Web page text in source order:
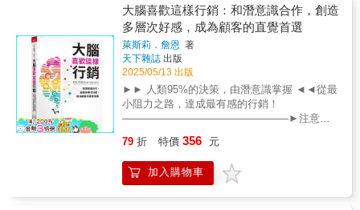
——這是有原因的。我用他的教學創建了分別
高低價位的會員計畫，全年都有穩定收入。不
論你是新手還是想擴大規模，這本書都能成為
你實現目標的地圖。」——希格倫．古約恩斯
多蒂爾（Sigrun Gudjonsdottir），線上事業顧
問與國際講師
滲透策略、免費增值、顧客導向訂價等新型態
訂價策略 碰到價格戰時如何因應隱形冠軍企
業的經理人因為善於主導訂價，所以產品價格
往往比市場價格高出10%至15%，報酬率也比
同業平均高出2.4%。只有將訂價當作重要的行
銷策略，才能跳脫競爭思維，在快速變化的市
場中屹立不搖。訂價是價值的分配，是經理人
創造長期績效的重要工具。西蒙的訂價策略顧
問公司在全球有34個據點，參與醫療保健、汽
車、電信、消費產品、服務業、網路和工業產
品等行業的訂價策略。不論是製造業還是服務
業、實體產品還是虛擬產品、B2B還是B2C，
不論是經理人、行銷人或創業者，都可以在書
業？」「想借鑒成功企業的經營視角，提升現
有工作？」「好奇為何手搖飲店、街頭小酒吧
都能穩定獲利？」這本書將告訴你開店╱創業
成功的所有訣竅和眉角！搭配漫畫和圖解深入
剖析大家日常生活範圍內的商業獲利模式！是
創業的入門指南，每種商業模式都以易於理解
的方式進行了解釋。由見識過無數企業運作的
王牌稅務專家，親自解析「獲利機制」！一本
曾被貼上「沒用」的標籤，一度相信自己這輩
子只能平庸，直到婚變後，從０開始學習商
業、畫圖寫文、經營自媒體，她才終於發現：
「不是我沒用，是以前從來沒想過，要向世界
證明自己的能力。」閱讀幫助她獲得知識與力
量，現在她將四年經驗＋數十萬學費才獲得的
體悟，濃縮成一本心法與工具兼備的書籍，帶
你一起為自己建立影響力、告訴世界你是
誰！ 你可以在這本書裡學到：🡺４大心態校正×
６ 步驟釐清目標🡺６堂品牌基礎打造出你的獨
予４種價值，讓自己值得被追蹤🡺AI 品牌工具
包（任務導向GPTs×４） 你不一定要紅，但要
讓對的人看見你不是每個人都適合當網紅，但
大腦喜歡這樣行銷：和潛意識合作，創造
多層次好感，成為顧客的直覺首選
萊斯莉．詹恩 著
天下雜誌 出版
2025/05/13 出版
►► 人類95%的決策，由潛意識掌握 ◄◄從最
小阻力之路，達成最有感的行銷！
───────────────────────►注意力
何達成高CP值的行銷？►如何因應分眾又變化
快速的社群媒體？►特價、贈品效果短，有沒
有更長效的方法？
79 折 特價 356 元
加入購物車